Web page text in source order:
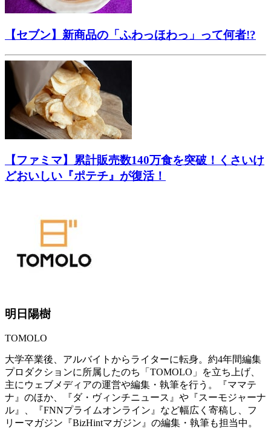
【セブン】新商品の「ふわっほわっ」って何者!?
【ファミマ】累計販売数140万食を突破！くさいけ
どおいしい『ポテチ』が復活！
明日陽樹
TOMOLO
大学卒業後、アルバイトからライターに転身。約4年間編集
プロダクションに所属したのち「TOMOLO」を立ち上げ、
主にウェブメディアの運営や編集・執筆を行う。『ママテ
ナ』のほか、『ダ・ヴィンチニュース』や『スーモジャーナ
ル』、『FNNプライムオンライン』など幅広く寄稿し、フ
リーマガジン『BizHintマガジン』の編集・執筆も担当中。